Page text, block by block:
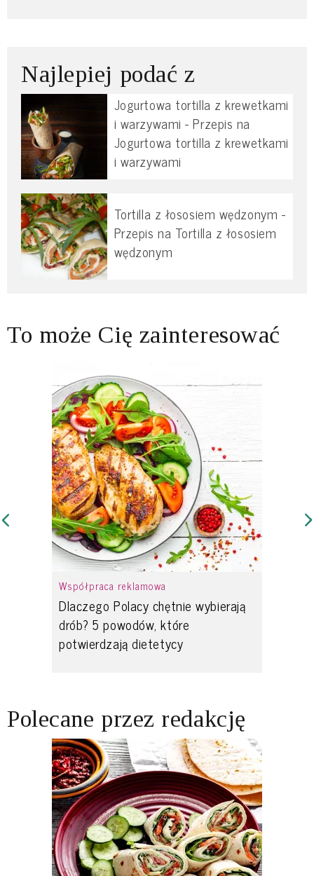
Najlepiej podać z
Jogurtowa tortilla z krewetkami
i warzywami - Przepis na
Jogurtowa tortilla z krewetkami
i warzywami
Tortilla z łososiem wędzonym -
Przepis na Tortilla z łososiem
wędzonym
To może Cię zainteresować
Współpraca reklamowa
Dlaczego Polacy chętnie wybierają
drób? 5 powodów, które
potwierdzają dietetycy
Polecane przez redakcję